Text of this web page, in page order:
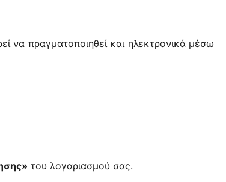
να πραγματοποιηθεί και ηλεκτρονικά μέσω
του λογαριασμού σας.